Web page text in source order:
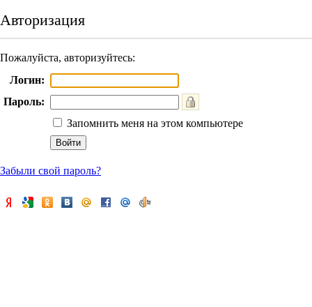
Авторизация
Пожалуйста, авторизуйтесь:
Логин:
Пароль:
Запомнить меня на этом компьютере
Забыли свой пароль?